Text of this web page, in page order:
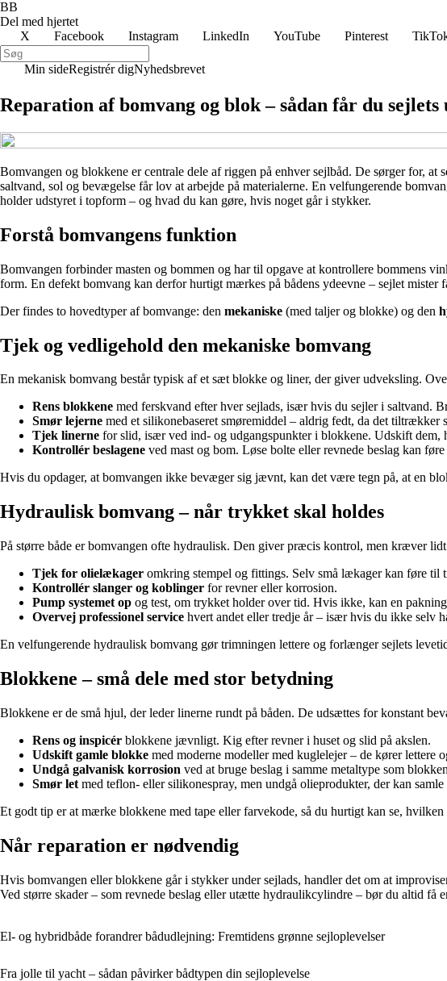
BB
Del med hjertet
X
Facebook Instagram LinkedIn YouTube Pinterest
Min sideRegistrér digNyhedsbrevet
Reparation af bomvang og blok – sådan får du
Bomvangen og blokkene er centrale dele af riggen på enhver sejlbåd. De sørger for,
saltvand, sol og bevægelse får lov at arbejde på materialerne. En velfungerende
holder udstyret i topform – og hvad du kan gøre, hvis noget går i stykker.
Forstå bomvangens funktion
Bomvangen forbinder masten og bommen og har til opgave at kontrollere bommens
form. En defekt bomvang kan derfor hurtigt mærkes på bådens ydeevne – sejlet mister
Der findes to hovedtyper af bomvange: den mekaniske (med taljer og blokke) og den
Tjek og vedligehold den mekaniske bomvang
En mekanisk bomvang består typisk af et sæt blokke og liner, der giver udveksling.
Rens blokkene med ferskvand efter hver sejlads, især hvis du sejler i saltvand.
Smør lejerne med et silikonebaseret smøremiddel – aldrig fedt, da det tiltrækker
Tjek linerne for slid, især ved ind- og udgangspunkter i blokkene. Udskift dem,
Kontrollér beslagene ved mast og bom. Løse bolte eller revnede beslag kan
Hvis du opdager, at bomvangen ikke bevæger sig jævnt, kan det være tegn på, at en
Hydraulisk bomvang – når trykket skal holdes
På større både er bomvangen ofte hydraulisk. Den giver præcis kontrol, men kræver
Tjek for olielækager omkring stempel og fittings. Selv små lækager kan føre til
Kontrollér slanger og koblinger for revner eller korrosion.
Pump systemet op og test, om trykket holder over tid. Hvis ikke, kan en
Overvej professionel service hvert andet eller tredje år – især hvis du ikke selv
En velfungerende hydraulisk bomvang gør trimningen lettere og forlænger sejlets
Blokkene – små dele med stor betydning
Blokkene er de små hjul, der leder linerne rundt på båden. De udsættes for konstant
Rens og inspicér blokkene jævnligt. Kig efter revner i huset og slid på akslen.
Udskift gamle blokke med moderne modeller med kuglelejer – de kører lettere
Undgå galvanisk korrosion ved at bruge beslag i samme metaltype som
Smør let med teflon- eller silikonespray, men undgå olieprodukter, der kan samle
Et godt tip er at mærke blokkene med tape eller farvekode, så du hurtigt kan se,
Når reparation er nødvendig
Hvis bomvangen eller blokkene går i stykker under sejlads, handler det om at
Ved større skader – som revnede beslag eller utætte hydraulikcylindre – bør du altid
El- og hybridbåde forandrer bådudlejning: Fremtidens grønne sejloplevelser
Fra jolle til yacht – sådan påvirker bådtypen din sejloplevelse